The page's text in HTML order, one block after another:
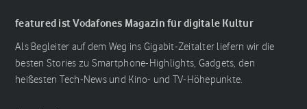
featured ist Vodafones Magazin für digitale Kultur
Als Begleiter auf dem Weg ins Gigabit-Zeitalter liefern wir die
besten Stories zu Smartphone-Highlights, Gadgets, den
heißesten Tech-News und Kino- und TV-Höhepunkte.